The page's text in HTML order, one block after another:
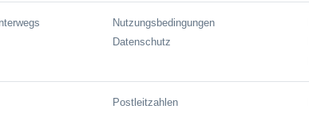
Nutzungsbedingungen
Datenschutz
Postleitzahlen